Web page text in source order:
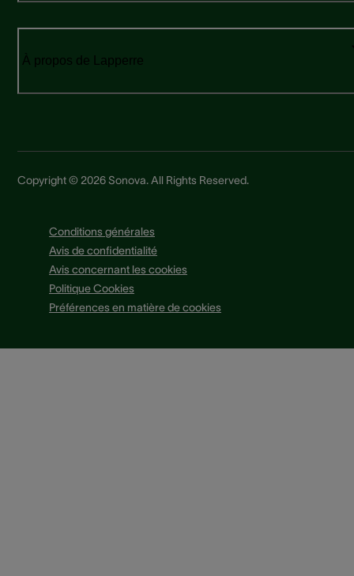
À propos de Lapperre
Copyright © 2026 Sonova. All Rights Reserved.
Conditions générales
Avis de confidentialité
Avis concernant les cookies
Politique Cookies
Préférences en matière de cookies